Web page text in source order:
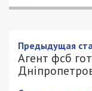
Предыдущая
Агент фсб